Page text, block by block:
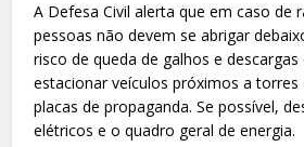
A Defesa Civil alerta que em caso de
pessoas não devem se abrigar
risco de queda de galhos e
estacionar veículos próximos a torres
placas de propaganda. Se possível,
elétricos e o quadro geral de energia.